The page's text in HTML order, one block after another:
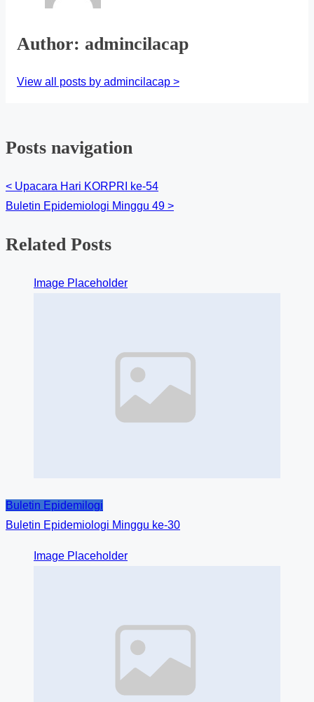
Author: admincilacap
View all posts by admincilacap >
Posts navigation
< Upacara Hari KORPRI ke-54
Buletin Epidemiologi Minggu 49 >
Related Posts
Image Placeholder
Buletin Epidemilogi
Buletin Epidemiologi Minggu ke-30
Image Placeholder